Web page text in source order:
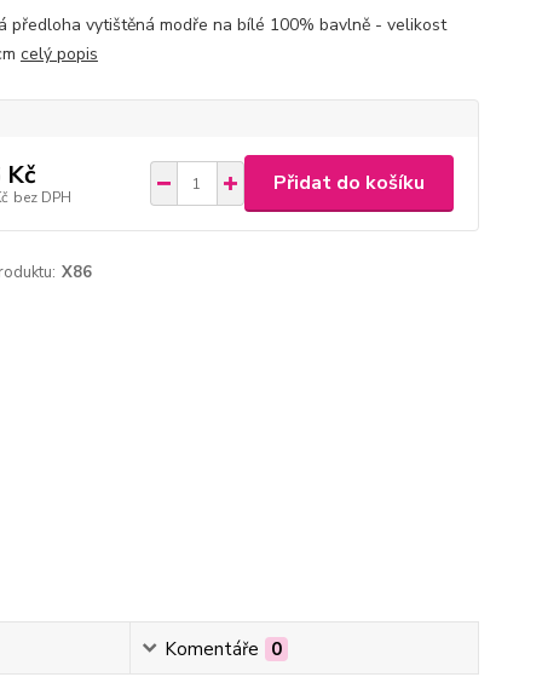
předloha vytištěná modře na bílé 100% bavlně - velikost
celý popis
Kč
bez DPH
Přidat do košíku
X86
Komentáře 0